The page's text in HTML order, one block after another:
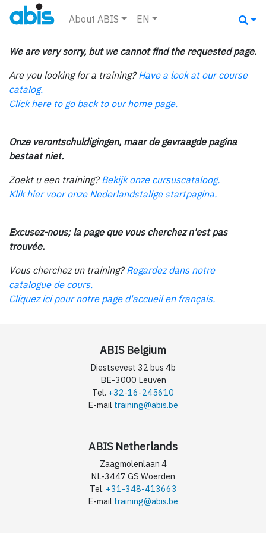
About ABIS EN
We are very sorry, but we cannot find the requested page.
Are you looking for a training?Have a look at our course
catalog.
Click here to go back to our home page.
Onze verontschuldigingen, maar de gevraagde pagina
bestaat niet.
Zoekt u een training?Bekijk onze cursuscataloog.
Klik hier voor onze Nederlandstalige startpagina.
Excusez-nous; la page que vous cherchez n'est pas
trouvée.
Vous cherchez un training?Regardez dans notre
catalogue de cours.
Cliquez ici pour notre page d'accueil en français.
ABIS Belgium
Diestsevest 32 bus 4b
BE-3000 Leuven
Tel. +32-16-245610
E-mail training@abis.be
ABIS Netherlands
Zaagmolenlaan 4
NL-3447 GS Woerden
Tel. +31-348-413663
E-mail training@abis.be